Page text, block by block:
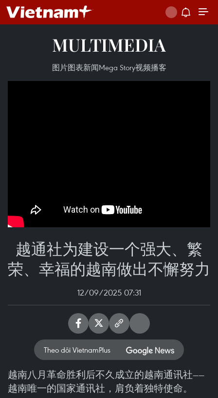
MULTIMEDIA
图片图表新闻Mega Story视频播客
越通社为建设一个强大、繁
荣、幸福的越南做出不懈努力
12/09/2025 07:31
Theo dõi VietnamPlus
越南八月革命胜利后不久成立的越南通讯社——
越南唯一的国家通讯社，肩负着独特使命。